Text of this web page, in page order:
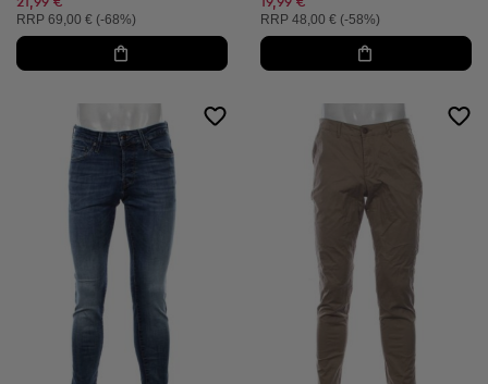
Unverbindliche Preisempfehlung:
RRP 69,00 € (-68%) Unverbindliche Preisempfehlung:
RRP 48,00 € (-58%)